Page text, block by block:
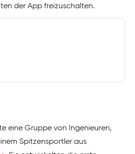
der App freizuschalten.
eine Gruppe von Ingenieuren,
Spitzensportler aus